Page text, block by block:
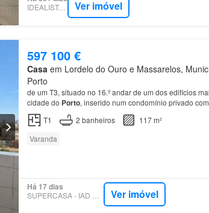
IDEALISTA.PT Ver imóvel
597 100 €
Casaem Lordelo do Ouro e Massarelos,
Porto
de um T3, situado no 16.º andar de um dos edifícios
cidade do Porto, inserido num condomínio privado com
paisagem única que se estende desde o centro
T1 2 banheiros
117 m²
Varanda
Há 17 dias
Ver imóvel